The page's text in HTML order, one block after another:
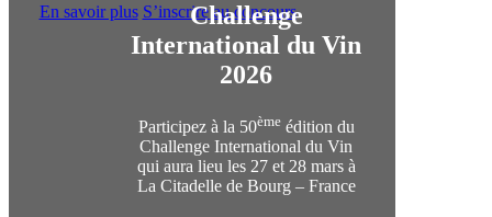
Challenge
International du Vin
2026
Participez à la 50èmeédition du
Challenge International du Vin
qui aura lieu les 27 et 28 mars à
La Citadelle de Bourg – France
En savoir plus S’inscrire au concours